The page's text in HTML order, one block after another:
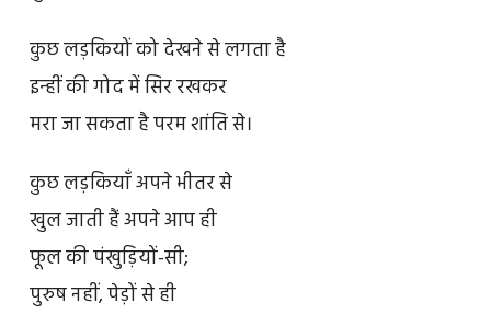
कुछ लड़कियों को देखने से लगता है
इन्हीं की गोद में सिर रखकर
मरा जा सकता है परम शांति से।
कुछ लड़कियाँ अपने भीतर से
खुल जाती हैं अपने आप ही
फूल की पंखुड़ियों-सी;
पुरुष नहीं, पेड़ों से ही